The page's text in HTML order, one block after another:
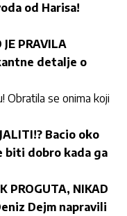
od Harisa!
PRAVILA
detalje o
Obratila se onima koji
Bacio oko
biti dobro kada ga
PROGUTA, NIKAD
Dejm napravili